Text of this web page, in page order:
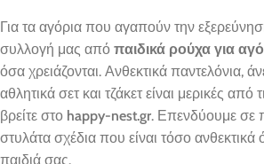
Για τα αγόρια που αγαπούν την
συλλογή μας από παιδικά ρούχα για
όσα χρειάζονται. Ανθεκτικά παντελόνια,
αθλητικά σετ και τζάκετ είναι μερικές από
βρείτε στο happy-nest.gr. Επενδύουμε σε
στυλάτα σχέδια που είναι τόσο ανθεκτικά
παιδιά σας.